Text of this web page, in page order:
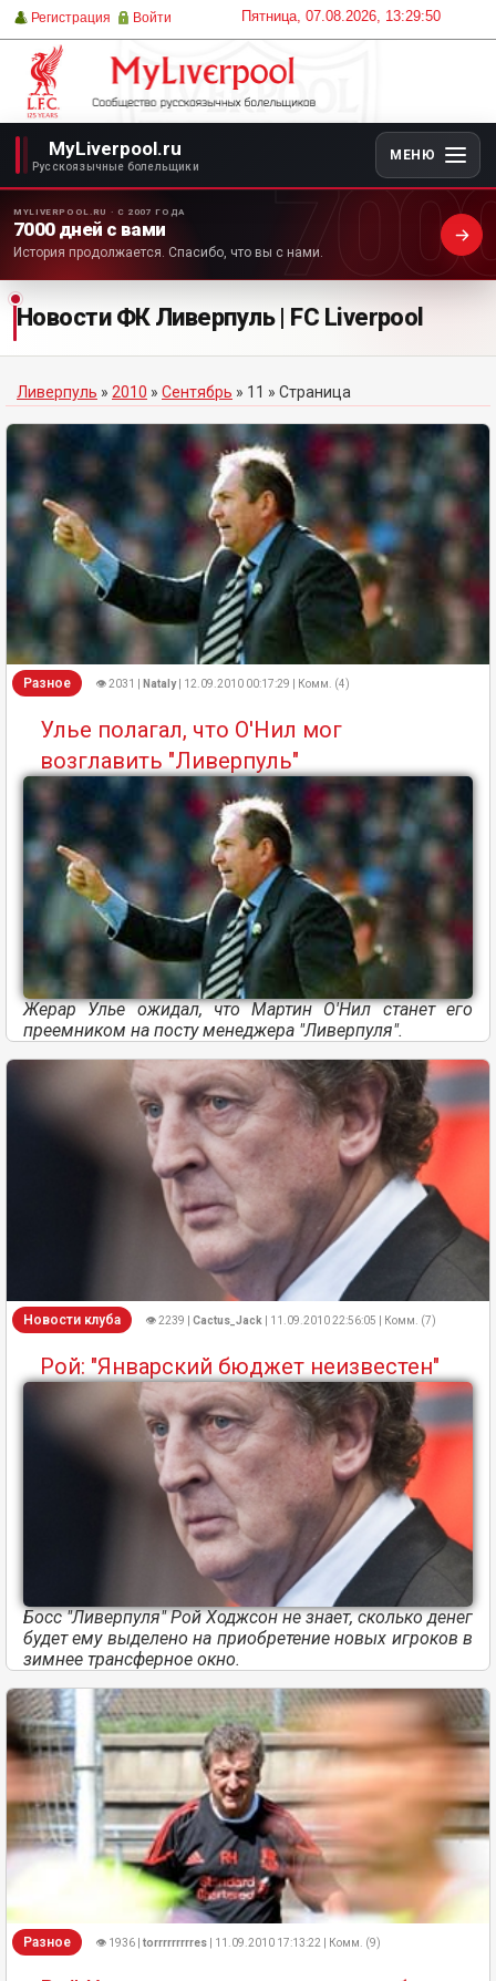
Пятница, 07.08.2026, 13:29:50
Регистрация Войти
MyLiverpool.ru
Русскоязычные болельщики
МЕНЮ
MYLIVERPOOL.RU · С 2007 ГОДА
7000 дней с вами
История продолжается. Спасибо, что вы с нами.
Новости ФК Ливерпуль | FC Liverpool
Ливерпуль » 2010 » Сентябрь » 11 » Страница
Разное 👁 2031 | Nataly| 12.09.2010 00:17:29 | Комм. (4)
Улье полагал, что О'Нил мог
возглавить "Ливерпуль"
Жерар Улье ожидал, что Мартин О'Нил станет его
преемником на посту менеджера "Ливерпуля".
Новости клуба 👁 2239 | Cactus_Jack | 11.09.2010 22:56:05 | Комм. (7)
Рой: "Январский бюджет неизвестен"
Босс "Ливерпуля" Рой Ходжсон не знает, сколько денег
будет ему выделено на приобретение новых игроков в
зимнее трансферное окно.
Разное 👁 1936 | torrrrrrrrres | 11.09.2010 17:13:22 | Комм. (9)